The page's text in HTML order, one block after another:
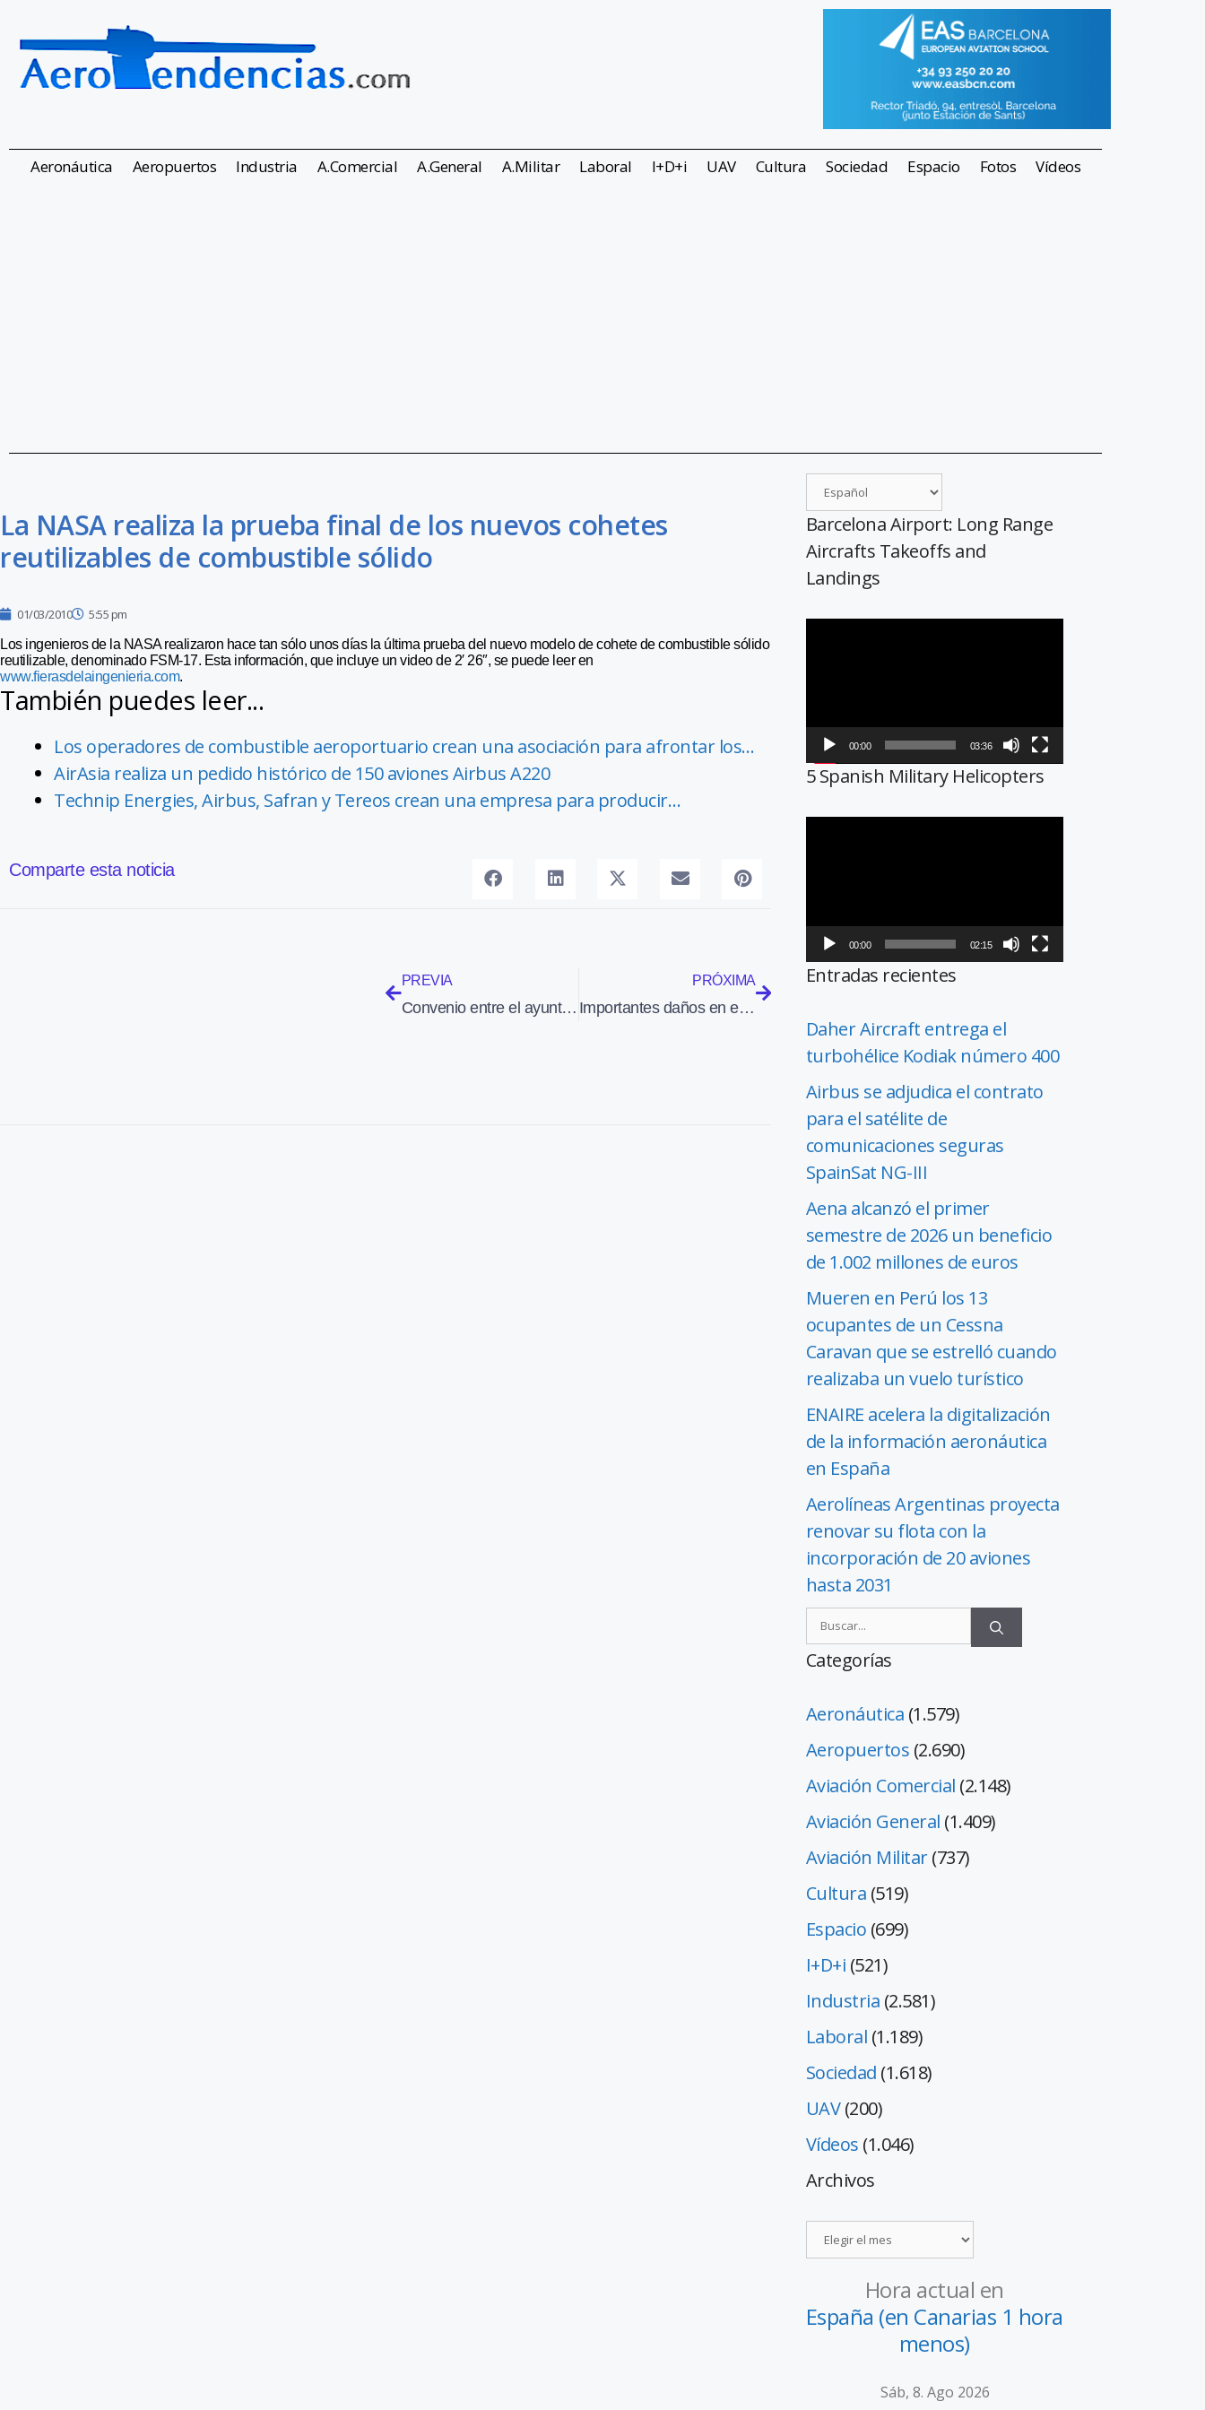
Aeronáutica Aeropuertos Industria A.Comercial A.General A.Militar Laboral I+D+i UAV Cultura Sociedad Espacio Fotos Vídeos
La NASA realiza la prueba final de los nuevos cohetes
reutilizables de combustible sólido
01/03/2010 5:55 pm
Los ingenieros de la NASA realizaron hace tan sólo unos días la última prueba del nuevo modelo de cohete de combustible sólido
reutilizable, denominado FSM-17. Esta información, que incluye un video de 2′ 26″, se puede leer en
www.fierasdelaingenieria.com.
También puedes leer...
Los operadores de combustible aeroportuario crean una asociación para afrontar los…
AirAsia realiza un pedido histórico de 150 aviones Airbus A220
Technip Energies, Airbus, Safran y Tereos crean una empresa para producir…
Comparte esta noticia
PREVIA
Convenio entre el ayuntamiento de Móstoles y Grupo TAM para formar y contratar personas del municipio
PRÓXIMA
Importantes daños en el aeropuerto de Santiago de Chile
Barcelona Airport: Long Range
Aircrafts Takeoffs and
Landings
00:00 03:36
5 Spanish Military Helicopters
00:00 02:15
Entradas recientes
Daher Aircraft entrega el
turbohélice Kodiak número 400
Airbus se adjudica el contrato
para el satélite de
comunicaciones seguras
SpainSat NG-III
Aena alcanzó el primer
semestre de 2026 un beneficio
de 1.002 millones de euros
Mueren en Perú los 13
ocupantes de un Cessna
Caravan que se estrelló cuando
realizaba un vuelo turístico
ENAIRE acelera la digitalización
de la información aeronáutica
en España
Aerolíneas Argentinas proyecta
renovar su flota con la
incorporación de 20 aviones
hasta 2031
Categorías
Aeronáutica (1.579)
Aeropuertos (2.690)
Aviación Comercial (2.148)
Aviación General (1.409)
Aviación Militar(737)
Cultura (519)
Espacio (699)
I+D+i (521)
Industria (2.581)
Laboral (1.189)
Sociedad (1.618)
UAV(200)
Vídeos (1.046)
Archivos
Hora actual en
España (en Canarias 1 hora
menos)